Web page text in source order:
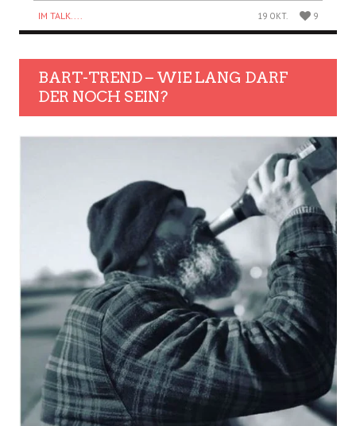
IM TALK.... 19 OKT. 9
BART-TREND – WIE LANG DARF
DER NOCH SEIN?